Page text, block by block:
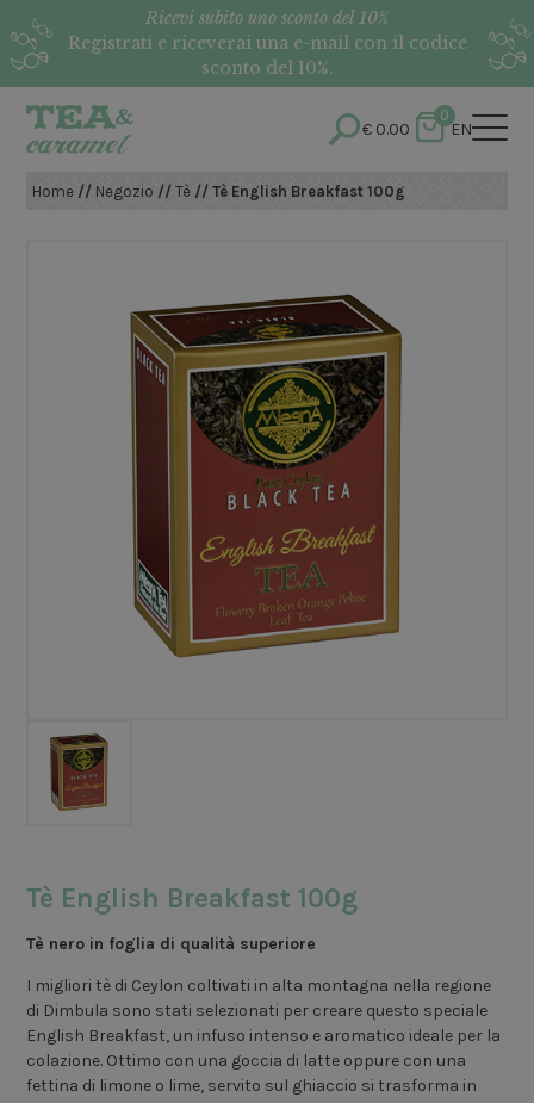
Ricevi subito uno sconto del 10%
Registrati e riceverai una e-mail con il codice
sconto del 10%.
€0.00
0
EN
Home // Negozio //Tè // Tè English Breakfast 100g
Tè English Breakfast 100g
Tè nero in foglia di qualità superiore
I migliori tè di Ceylon coltivati in alta montagna nella regione
di Dimbula sono stati selezionati per creare questo speciale
English Breakfast, un infuso intenso e aromatico ideale per la
colazione. Ottimo con una goccia di latte oppure con una
fettina di limone o lime, servito sul ghiaccio si trasforma in